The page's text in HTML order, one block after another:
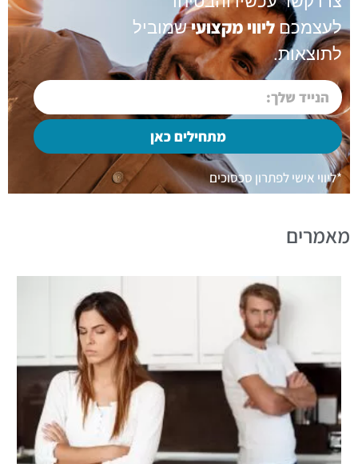
לעצמכם ליווי מקצועי שמוביל
לתוצאות.
מתחילים כאן
*ליווי אישי לפתרון סכסוכים
מאמרים